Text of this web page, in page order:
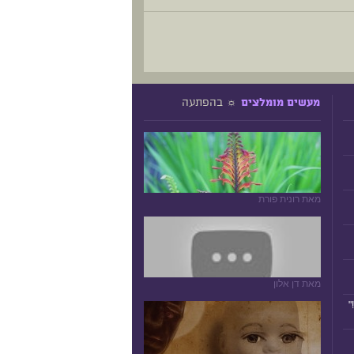
מעשים מומלצים ☼ בהפתעה
מאת רונית פורת
מאת דן אלון